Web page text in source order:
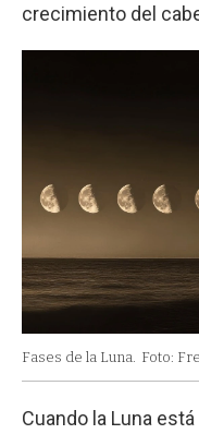
crecimiento del
Fases de la Luna. Foto:
Cuando la Luna